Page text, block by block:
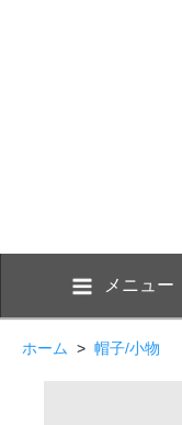
メニュー
ホーム > 帽子/小物